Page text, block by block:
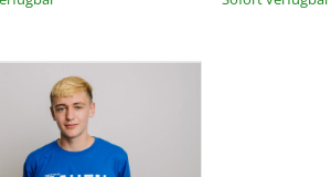
E-Mail-